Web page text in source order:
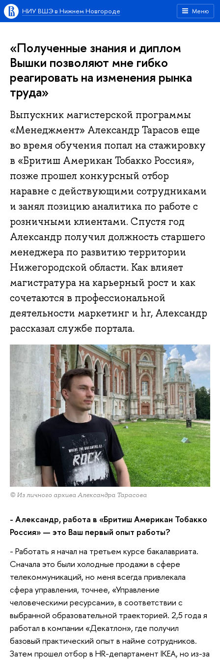
Меню
НИУ ВШЭ в Нижнем Новгороде
«Полученные знания и диплом
Вышки позволяют мне гибко
реагировать на изменения рынка
труда»
Выпускник магистерской программы
«Менеджмент» Александр Тарасов еще
во время обучения попал на стажировку
в «Бритиш Американ Тобакко Россия»,
позже прошел конкурсный отбор
наравне с действующими сотрудниками
и занял позицию аналитика по работе с
розничными клиентами. Спустя год
Александр получил должность старшего
менеджера по развитию территории
Нижегородской области. Как влияет
магистратура на карьерный рост и как
сочетаются в профеcсиональной
деятельности маркетинг и hr, Александр
рассказал службе портала.
© Из личного архива Александра Тарасова
- Александр, работа в «Бритиш Американ Тобакко
Россия» — это Ваш первый опыт работы?
- Работать я начал на третьем курсе бакалавриата.
Сначала это были холодные продажи в сфере
телекоммуникаций, но меня всегда привлекала
сфера управления, точнее, «Управление
человеческими ресурсами», в соответствии с
выбранной образовательной траекторией. 2,5 года я
работал в компании «Декатлон», где получил
базовый практический опыт в найме сотрудников.
Затем прошел отбор в HR-департамент IKEA, но из-за